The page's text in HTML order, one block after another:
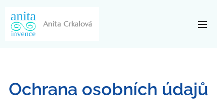
Anita Crkalová
Ochrana osobních údajů